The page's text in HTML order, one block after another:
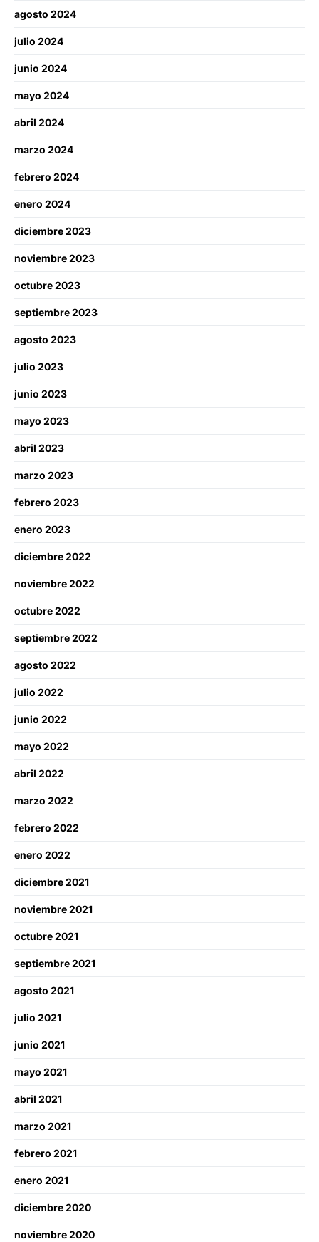
agosto 2024
julio 2024
junio 2024
mayo 2024
abril 2024
marzo 2024
febrero 2024
enero 2024
diciembre 2023
noviembre 2023
octubre 2023
septiembre 2023
agosto 2023
julio 2023
junio 2023
mayo 2023
abril 2023
marzo 2023
febrero 2023
enero 2023
diciembre 2022
noviembre 2022
octubre 2022
septiembre 2022
agosto 2022
julio 2022
junio 2022
mayo 2022
abril 2022
marzo 2022
febrero 2022
enero 2022
diciembre 2021
noviembre 2021
octubre 2021
septiembre 2021
agosto 2021
julio 2021
junio 2021
mayo 2021
abril 2021
marzo 2021
febrero 2021
enero 2021
diciembre 2020
noviembre 2020